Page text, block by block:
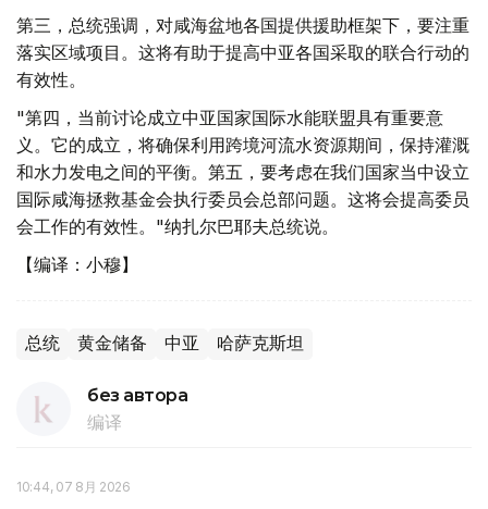
第三，总统强调，对咸海盆地各国提供援助框架下，要注重
落实区域项目。这将有助于提高中亚各国采取的联合行动的
有效性。
"第四，当前讨论成立中亚国家国际水能联盟具有重要意
义。它的成立，将确保利用跨境河流水资源期间，保持灌溉
和水力发电之间的平衡。第五，要考虑在我们国家当中设立
国际咸海拯救基金会执行委员会总部问题。这将会提高委员
会工作的有效性。"纳扎尔巴耶夫总统说。
【编译：小穆】
总统 黄金储备 中亚 哈萨克斯坦
без автора
编译
10:44, 07 8月 2026